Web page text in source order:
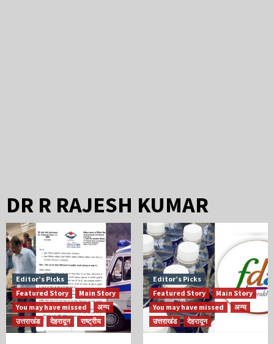
DR R RAJESH KUMAR
Editor’s Picks
Featured Story
Main Story
You may have missed
अन्य
उत्तराखंड
देहरादून राष्ट्रीय
Editor’s Picks
Featured Story
Main Story
You may have missed
अन्य
उत्तराखंड
देहरादून